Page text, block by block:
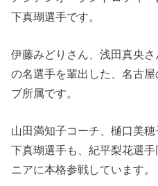
下真瑚選手です。
伊藤みどりさん、浅田真央
の名選手を輩出した、名古
ブ所属です。
山田満知子コーチ、樋口美
下真瑚選手も、紀平梨花選
ニアに本格参戦しています。